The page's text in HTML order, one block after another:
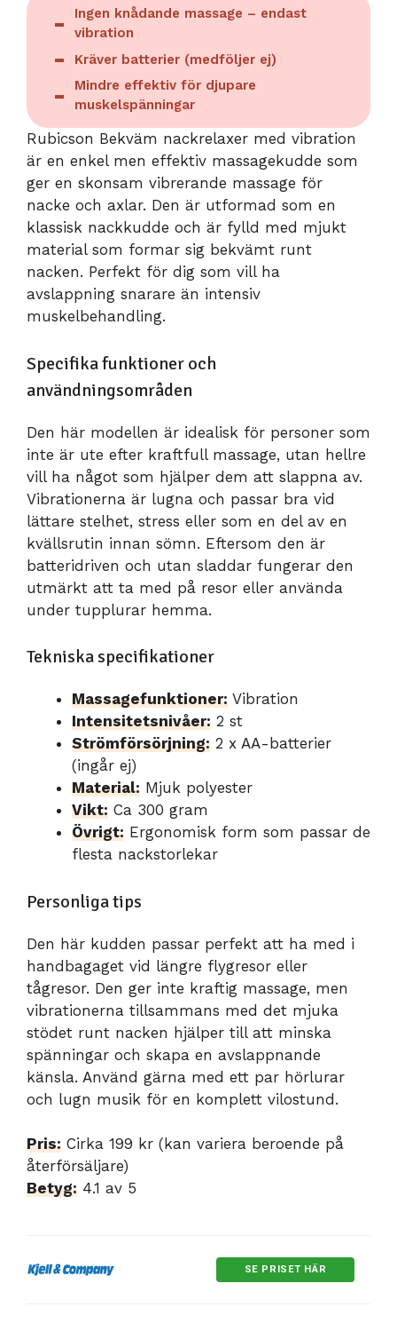
Ingen knådande massage – endast
vibration
Kräver batterier (medföljer ej)
Mindre effektiv för djupare
muskelspänningar
Rubicson Bekväm nackrelaxer med vibration
är en enkel men effektiv massagekudde som
ger en skonsam vibrerande massage för
nacke och axlar. Den är utformad som en
klassisk nackkudde och är fylld med mjukt
material som formar sig bekvämt runt
nacken. Perfekt för dig som vill ha
avslappning snarare än intensiv
muskelbehandling.
Specifika funktioner och
användningsområden
Den här modellen är idealisk för personer som
inte är ute efter kraftfull massage, utan hellre
vill ha något som hjälper dem att slappna av.
Vibrationerna är lugna och passar bra vid
lättare stelhet, stress eller som en del av en
kvällsrutin innan sömn. Eftersom den är
batteridriven och utan sladdar fungerar den
utmärkt att ta med på resor eller använda
under tupplurar hemma.
Tekniska specifikationer
Massagefunktioner: Vibration
Intensitetsnivåer: 2 st
Strömförsörjning: 2 x AA-batterier
(ingår ej)
Material: Mjuk polyester
Vikt: Ca 300 gram
Övrigt: Ergonomisk form som passar de
flesta nackstorlekar
Personliga tips
Den här kudden passar perfekt att ha med i
handbagaget vid längre flygresor eller
tågresor. Den ger inte kraftig massage, men
vibrationerna tillsammans med det mjuka
stödet runt nacken hjälper till att minska
spänningar och skapa en avslappnande
känsla. Använd gärna med ett par hörlurar
och lugn musik för en komplett vilostund.
Pris: Cirka 199 kr (kan variera beroende på
återförsäljare)
Betyg: 4.1 av 5
SE PRISET HÄR